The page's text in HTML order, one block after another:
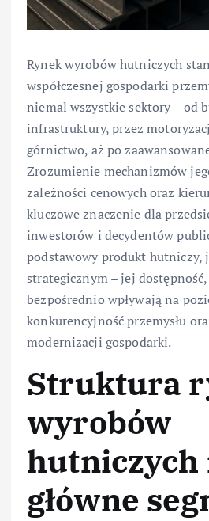
Rynek wyrobów hutniczych
współczesnej gospodarki
niemal wszystkie sektory – od
infrastruktury, przez
górnictwo, aż po
Zrozumienie mechanizmów
zależności cenowych oraz
kluczowe znaczenie dla
inwestorów i decydentów
podstawowy produkt hutniczy,
strategicznym – jej
bezpośrednio wpływają na
konkurencyjność przemysłu
modernizacji gospodarki.
Struktura
wyrobów
hutniczych
główne